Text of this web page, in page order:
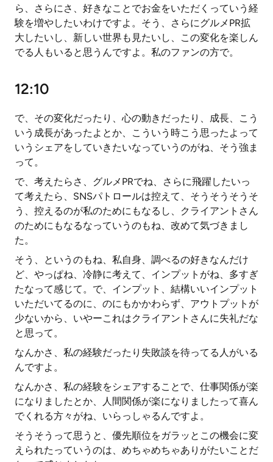
ら、さらにさ、好きなことでお金をいただくっていう経
験を増やしたいわけですよ。そう、さらにグルメPR拡
大したいし、新しい世界も見たいし、この変化を楽しん
でる人もいると思うんですよ。私のファンの方で。
12:10
で、その変化だったり、心の動きだったり、成長、こう
いう成長があったよとか、こういう時こう思ったよって
いうシェアをしていきたいなっていうのがね、そう強ま
って。
で、考えたらさ、グルメPRでね、さらに飛躍したいっ
て考えたら、SNSパトロールは控えて、そうそうそうそ
う、控えるのが私のためにもなるし、クライアントさん
のためにもなるなっていうのもね、改めて気づきまし
た。
そう、というのもね、私自身、調べるの好きなんだけ
ど、やっぱね、冷静に考えて、インプットがね、多すぎ
たなって感じて。で、インプット、結構いいインプット
いただいてるのに、のにもかかわらず、アウトプットが
少ないから、いやーこれはクライアントさんに失礼だな
と思って。
なんかさ、私の経験だったり失敗談を待ってる人がいる
んですよ。
なんかさ、私の経験をシェアすることで、仕事関係が楽
になりましたとか、人間関係が楽になりましたって喜ん
でくれる方々がね、いらっしゃるんですよ。
そうそうって思うと、優先順位をガラッとこの機会に変
えられたっていうのは、めちゃめちゃありがたいことだ